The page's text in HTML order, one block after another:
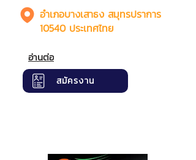
อำเภอบางเสาธง สมุทรปราการ
10540 ประเทศไทย
อ่านต่อ
สมัครงาน